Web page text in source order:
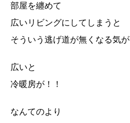
部屋を纏めて
広いリビングにしてしまうと
そういう逃げ道が無くなる気が
広いと
冷暖房が！！
なんてのより